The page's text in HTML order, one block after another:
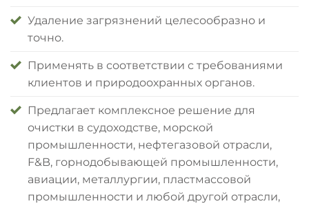
Удаление загрязнений целесообразно и
точно.
Применять в соответствии с требованиями
клиентов и природоохранных органов.
Предлагает комплексное решение для
очистки в судоходстве, морской
промышленности, нефтегазовой отрасли,
F&B, горнодобывающей промышленности,
авиации, металлургии, пластмассовой
промышленности и любой другой отрасли,